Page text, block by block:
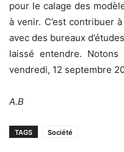
pour le calage des
à venir. C’est contribuer
avec des bureaux
laissé entendre.
vendredi, 12 septembre
A.B
TAGS Société